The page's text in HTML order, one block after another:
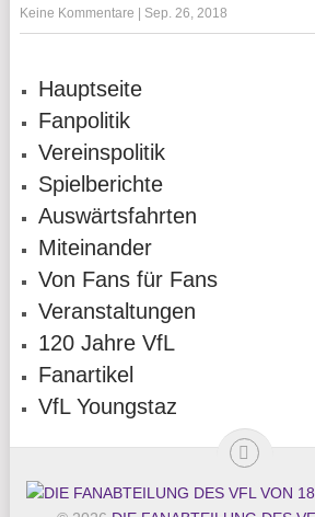
Keine Kommentare Sep. 26, 2018
Hauptseite
Fanpolitik
Vereinspolitik
Spielberichte
Auswärtsfahrten
Miteinander
Von Fans für Fans
Veranstaltungen
120 Jahre VfL
Fanartikel
VfL Youngstaz